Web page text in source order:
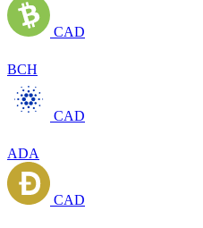
CAD
BCH
CAD
ADA
CAD